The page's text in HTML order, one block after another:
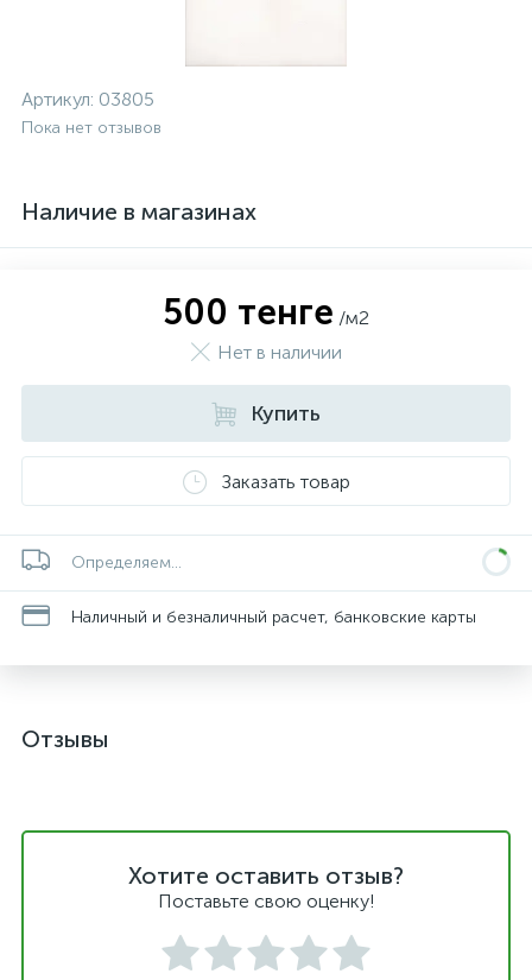
Артикул: 03805
Пока нет отзывов
Наличие в магазинах
500 тенге /м2
Нет в наличии
Купить
Заказать товар
Определяем...
Наличный и безналичный расчет, банковские карты
Отзывы
Хотите оставить отзыв?
Поставьте свою оценку!